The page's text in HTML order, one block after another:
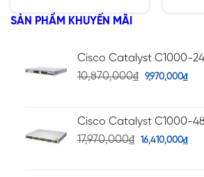
3.915
sao
SẢN PHẨM KHUYẾN MÃI
Cisco Catalyst C1000-
10,870,000₫ 9,970,000₫
Cisco Catalyst C1000-
17,970,000₫ 16,410,000₫